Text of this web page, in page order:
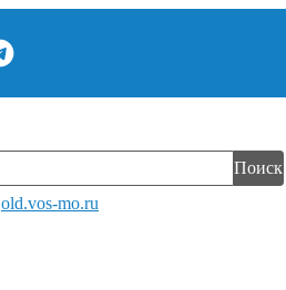
Поиск
old.vos-mo.ru